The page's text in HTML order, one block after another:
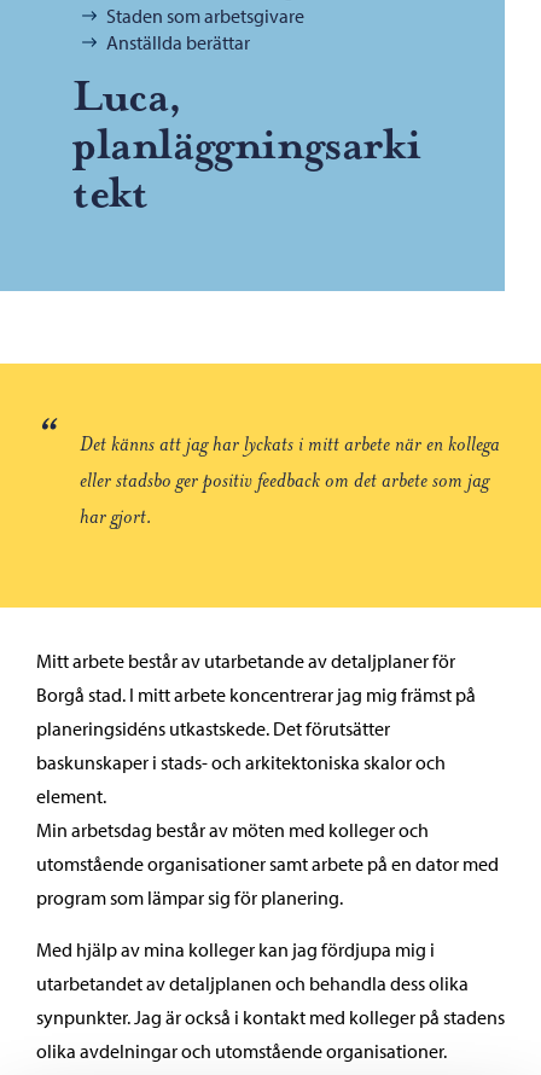
Staden som arbetsgivare
Anställda berättar
Luca,
planläggningsarki
tekt
“
Det känns att jag har lyckats i mitt arbete när en kollega
eller stadsbo ger positiv feedback om det arbete som jag
har gjort.
Mitt arbete består av utarbetande av detaljplaner för
Borgå stad. I mitt arbete koncentrerar jag mig främst på
planeringsidéns utkastskede. Det förutsätter
baskunskaper i stads- och arkitektoniska skalor och
element.
Min arbetsdag består av möten med kolleger och
utomstående organisationer samt arbete på en dator med
program som lämpar sig för planering.
Med hjälp av mina kolleger kan jag fördjupa mig i
utarbetandet av detaljplanen och behandla dess olika
synpunkter. Jag är också i kontakt med kolleger på stadens
olika avdelningar och utomstående organisationer.